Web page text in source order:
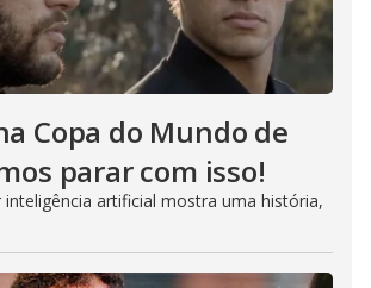
Copa do Mundo de
parar com isso!
inteligência artificial mostra uma história,